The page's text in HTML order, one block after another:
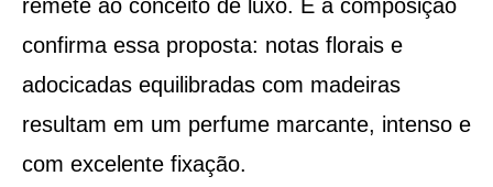
remete ao conceito de luxo. E a composição
confirma essa proposta: notas florais e
adocicadas equilibradas com madeiras
resultam em um perfume marcante, intenso e
com excelente fixação.